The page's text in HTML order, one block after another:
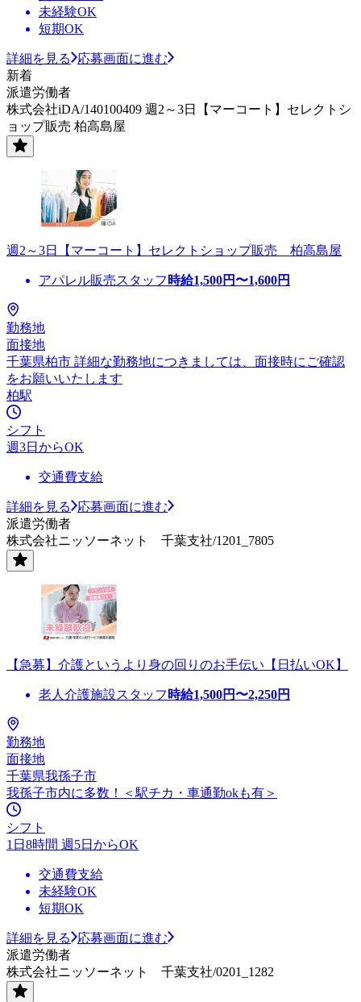
未経験OK
短期OK
詳細を見る
応募画面に進む
新着
派遣労働者
株式会社iDA/140100409 週2～3日【マーコート】セレクトシ
ョップ販売 柏高島屋
週2～3日【マーコート】セレクトショップ販売 柏高島屋
アパレル販売スタッフ 時給1,500円〜1,600円
勤務地
面接地
千葉県柏市 詳細な勤務地につきましては、面接時にご確認
をお願いいたします
柏駅
シフト
週3日からOK
交通費支給
詳細を見る
応募画面に進む
派遣労働者
株式会社ニッソーネット 千葉支社/1201_7805
【急募】介護というより身の回りのお手伝い【日払いOK】
老人介護施設スタッフ 時給1,500円〜2,250円
勤務地
面接地
千葉県我孫子市
我孫子市内に多数！＜駅チカ・車通勤okも有＞
シフト
1日8時間 週5日からOK
交通費支給
未経験OK
短期OK
詳細を見る
応募画面に進む
派遣労働者
株式会社ニッソーネット 千葉支社/0201_1282